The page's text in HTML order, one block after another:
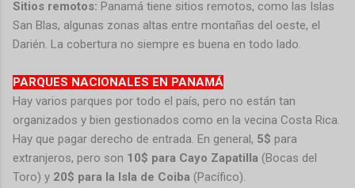
Sitios remotos: Panamá tiene sitios remotos, como las Islas
San Blas, algunas zonas altas entre montañas del oeste, el
Darién. La cobertura no siempre es buena en todo lado.
PARQUES NACIONALES EN PANAMÁ
Hay varios parques por todo el país, pero no están tan
organizados y bien gestionados como en la vecina Costa Rica.
Hay que pagar derecho de entrada. En general, 5$ para
extranjeros, pero son 10$ para Cayo Zapatilla (Bocas del
Toro) y 20$ para la Isla de Coiba (Pacífico).